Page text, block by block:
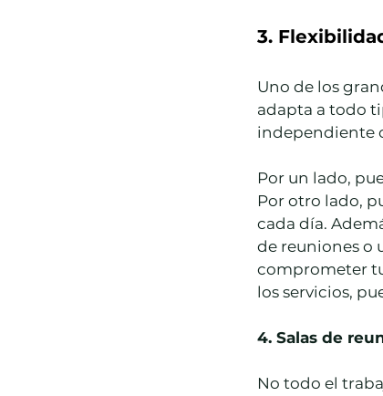
3.
Uno de los
adapta a todo
independiente
Por un lado,
Por otro lado,
cada día.
de reuniones o
comprometer
los servicios,
4. Salas de
No todo el